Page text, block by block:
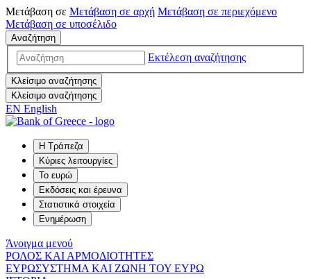
Μετάβαση σε Μετάβαση σε αρχή Μετάβαση σε περιεχόμενο
Μετάβαση σε υποσέλιδο
Αναζήτηση
Εκτέλεση αναζήτησης
Κλείσιμο αναζήτησης
Κλείσιμο αναζήτησης
EN English
Η Τράπεζα
Κύριες λειτουργίες
Το ευρώ
Εκδόσεις και έρευνα
Στατιστικά στοιχεία
Ενημέρωση
Άνοιγμα μενού
ΡΟΛΟΣ ΚΑΙ ΑΡΜΟΔΙΟΤΗΤΕΣ
ΕΥΡΩΣΥΣΤΗΜΑ ΚΑΙ ΖΩΝΗ ΤΟΥ ΕΥΡΩ